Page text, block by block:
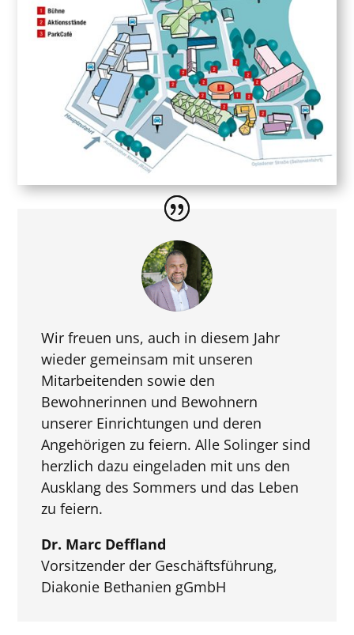
Wir freuen uns, auch in diesem Jahr
wieder gemeinsam mit unseren
Mitarbeitenden sowie den
Bewohnerinnen und Bewohnern
unserer Einrichtungen und deren
Angehörigen zu feiern. Alle Solinger sind
herzlich dazu eingeladen mit uns den
Ausklang des Sommers und das Leben
zu feiern.
Dr. Marc Deffland
Vorsitzender der Geschäftsführung,
Diakonie Bethanien gGmbH